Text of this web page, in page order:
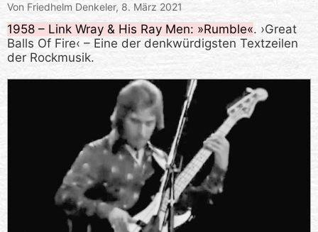
Von Friedhelm Denkeler, 8. März 2021
1958 – Link Wray & His Ray Men: »Rumble«. ›Great
Balls Of Fire‹ – Eine der denkwürdigsten Textzeilen
der Rockmusik.